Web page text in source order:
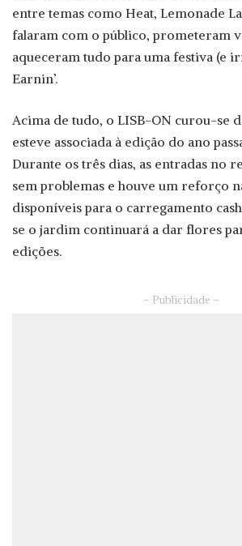
entre temas como Heat, Lemonade
falaram com o público, prometeram
aqueceram tudo para uma festiva (e
Earnin’.
Acima de tudo, o LISB-ON curou-se
esteve associada à edição do ano
Durante os três dias, as entradas no
sem problemas e houve um reforço
disponíveis para o carregamento
se o jardim continuará a dar flores
edições.
– Publicidade –